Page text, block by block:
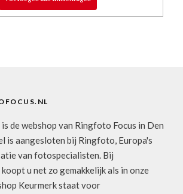
de webshop van Ringfoto Focus in Den
is aangesloten bij Ringfoto, Europa's
van fotospecialisten. Bij
u net zo gemakkelijk als in onze
Keurmerk staat voor